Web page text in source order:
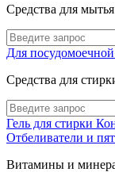
Средства для
Для
Средства для
Гель для стирки
Отбеливатели и
Витамины и